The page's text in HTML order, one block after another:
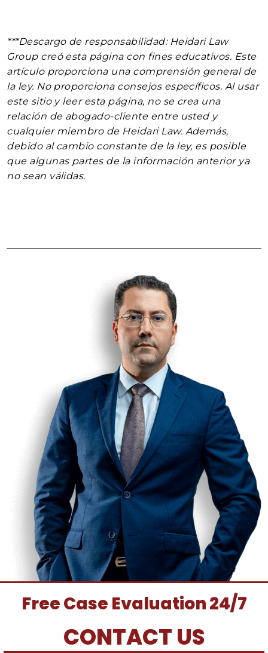
***Descargo de responsabilidad: Heidari Law
Group creó esta página con fines educativos. Este
artículo proporciona una comprensión general de
la ley. No proporciona consejos específicos. Al usar
este sitio y leer esta página, no se crea una
relación de abogado-cliente entre usted y
cualquier miembro de Heidari Law. Además,
debido al cambio constante de la ley, es posible
que algunas partes de la información anterior ya
no sean válidas.
Free Case Evaluation 24/7
CONTACT US